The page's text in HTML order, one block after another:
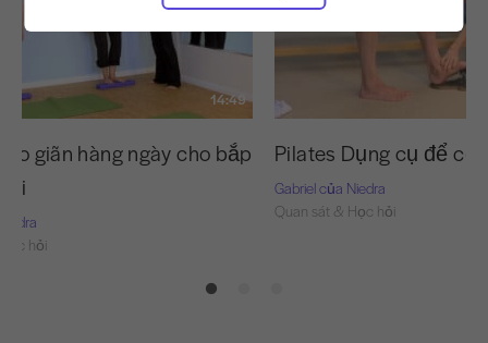
14:49
giãn hàng ngày cho bắp
hỏi
Pilates Dụng cụ để cố
Gabriel của Niedra
Quan sát & Học hỏi